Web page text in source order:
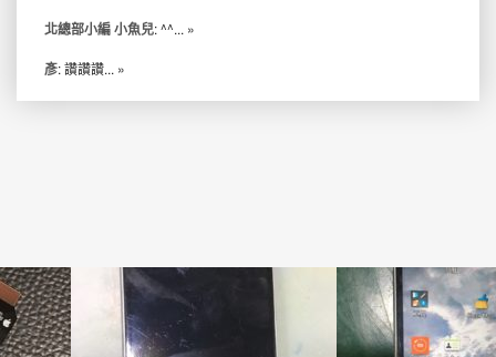
北總部小編 小魚兒: ^^... »
彥: 讚讚讚... »